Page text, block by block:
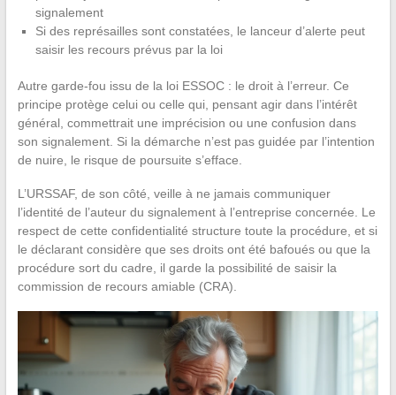
signalement
Si des représailles sont constatées, le lanceur d’alerte peut
saisir les recours prévus par la loi
Autre garde-fou issu de la loi ESSOC : le droit à l’erreur. Ce
principe protège celui ou celle qui, pensant agir dans l’intérêt
général, commettrait une imprécision ou une confusion dans
son signalement. Si la démarche n’est pas guidée par l’intention
de nuire, le risque de poursuite s’efface.
L’URSSAF, de son côté, veille à ne jamais communiquer
l’identité de l’auteur du signalement à l’entreprise concernée. Le
respect de cette confidentialité structure toute la procédure, et si
le déclarant considère que ses droits ont été bafoués ou que la
procédure sort du cadre, il garde la possibilité de saisir la
commission de recours amiable (CRA).